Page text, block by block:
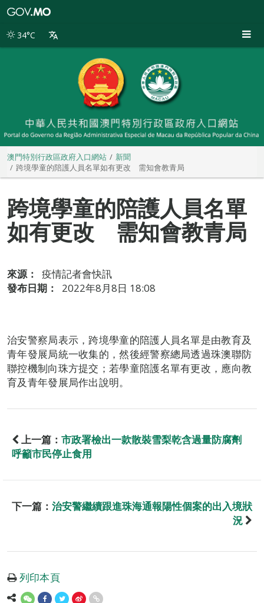
別
34°C
澳門特別行政區政府入口網站
新聞
跨境學童的陪護人員名單如有更改 需知會教青局
跨境學童的陪護人員名單
如有更改 需知會教青局
來源：
疫情記者會快訊
發布日期：
2022年8月8日 18:08
治安警察局表示，跨境學童的陪護人員名單是由教育及
青年發展局統一收集的，然後經警察總局透過珠澳聯防
聯控機制向珠方提交；若學童陪護名單有更改，應向教
育及青年發展局作出說明。
上一篇： 市政署檢出一款散裝雪梨乾含過量防腐劑
呼籲市民停止食用
下一篇： 治安警繼續跟進珠海通報陽性個案的出入境狀
況
列印本頁